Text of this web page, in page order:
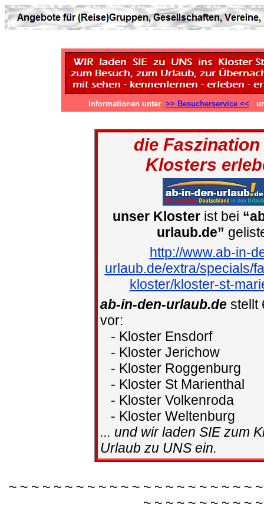
Informationen unter >> Besucherservice <<
die Faszination
Klosters
unser Klosterist bei
urlaub.de”
http://www.ab-in-
urlaub.de/extra/specials/
kloster/kloster-st-
ab-in-den-urlaub.de stellt
vor:
- Kloster Ensdorf
- Kloster Jerichow
- Kloster Roggenburg
- Kloster St Marienthal
- Kloster Volkenroda
- Kloster Weltenburg
... und wir laden SIE zum
Urlaub zu UNS ein.
~ ~ ~ ~ ~ ~ ~ ~ ~ ~ ~ ~ ~ ~ ~ ~ ~ ~ ~ ~ ~ ~
~ ~ ~ ~ ~ ~ ~ ~ ~ ~